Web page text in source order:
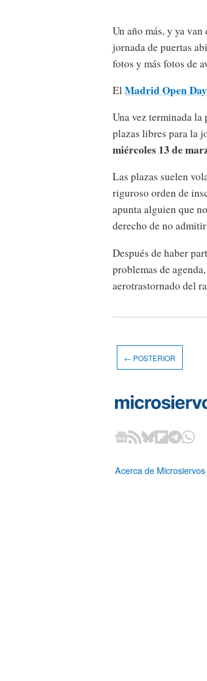
Un año más, y ya
jornada de puertas
fotos y más fotos de
ElMadrid Open
Una vez terminada
plazas libres para la
miércoles 13 de
Las plazas suelen
riguroso orden de
apunta alguien que
derecho de no
Después de haber
problemas de
aerotrastornado del
← POSTERIOR
Acerca de Microsiervos